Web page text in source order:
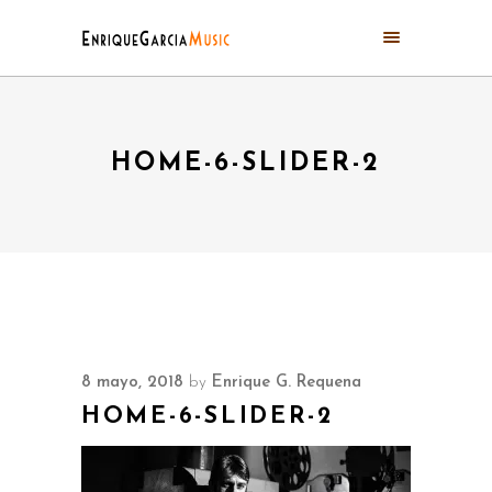
HOME-6-SLIDER-2
8 mayo, 2018 by Enrique G. Requena
HOME-6-SLIDER-2